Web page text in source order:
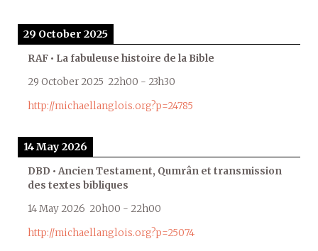
29 October 2025
RAF • La fabuleuse histoire de la Bible
29 October 2025 22h00 - 23h30
http://michaellanglois.org?p=24785
14 May 2026
DBD • Ancien Testament, Qumrân et transmission
des textes bibliques
14 May 2026 20h00 - 22h00
http://michaellanglois.org?p=25074